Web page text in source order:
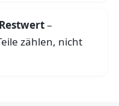
–
zählen, nicht